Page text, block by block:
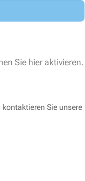
Sie hier aktivieren.
Sie unsere